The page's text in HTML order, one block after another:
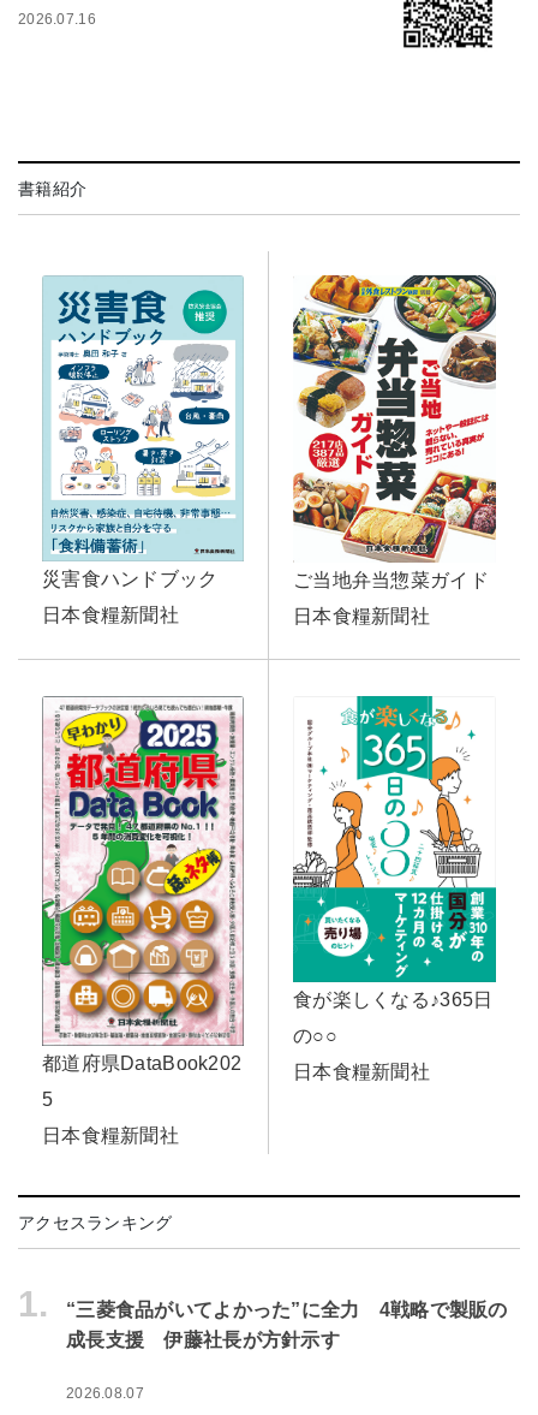
2026.07.16
書籍紹介
災害食ハンドブック
日本食糧新聞社
ご当地弁当惣菜ガイド
日本食糧新聞社
都道府県DataBook202
5
日本食糧新聞社
食が楽しくなる♪365日
の○○
日本食糧新聞社
アクセスランキング
1.
“三菱食品がいてよかった”に全力 4戦略で製販の
成長支援 伊藤社長が方針示す
2026.08.07